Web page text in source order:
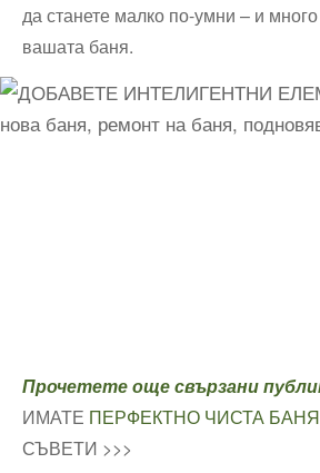
да станете малко по-умни – и
вашата баня.
Прочетете още свързани
ИМАТЕ ПЕРФЕКТНО ЧИСТА БАНЯ
СЪВЕТИ >>>